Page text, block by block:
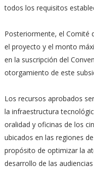
todos los requisitos
Posteriormente, el Comité
el proyecto y el monto
en la suscripción del
otorgamiento de este
Los recursos aprobados
la infraestructura
oralidad y oficinas de los
ubicados en las regiones
propósito de optimizar la
desarrollo de las